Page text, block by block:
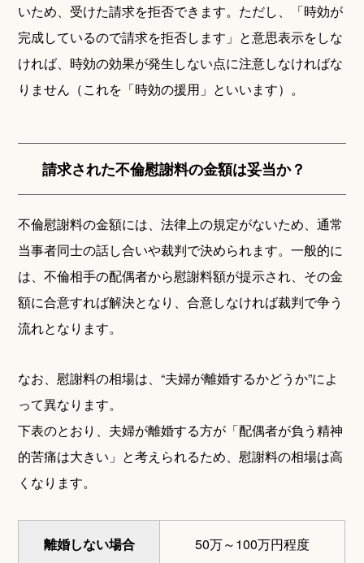
いため、受けた請求を拒否できます。ただし、「時効が
完成しているので請求を拒否します」と意思表示をしな
ければ、時効の効果が発生しない点に注意しなければな
りません（これを「時効の援用」といいます）。
請求された不倫慰謝料の金額は妥当か？
不倫慰謝料の金額には、法律上の規定がないため、通常
当事者同士の話し合いや裁判で決められます。一般的に
は、不倫相手の配偶者から慰謝料額が提示され、その金
額に合意すれば解決となり、合意しなければ裁判で争う
流れとなります。
なお、慰謝料の相場は、“夫婦が離婚するかどうか”によ
って異なります。
下表のとおり、夫婦が離婚する方が「配偶者が負う精神
的苦痛は大きい」と考えられるため、慰謝料の相場は高
くなります。
離婚しない場合 50万～100万円程度